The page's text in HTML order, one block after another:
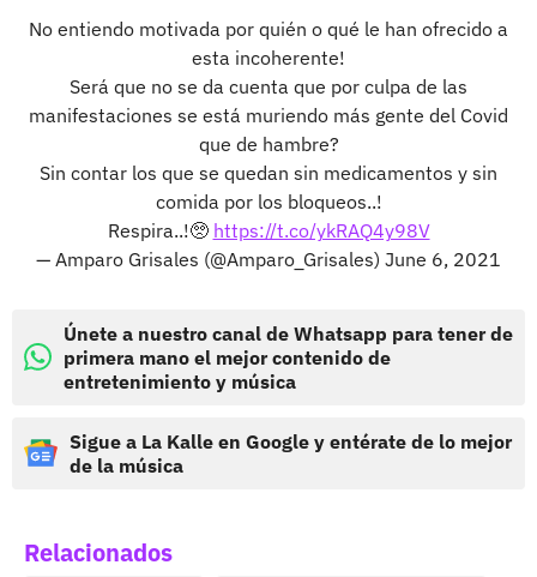
No entiendo motivada por quién o qué le han ofrecido a
esta incoherente!
Será que no se da cuenta que por culpa de las
manifestaciones se está muriendo más gente del Covid
que de hambre?
Sin contar los que se quedan sin medicamentos y sin
comida por los bloqueos..!
Respira..!🥺 https://t.co/ykRAQ4y98V
— Amparo Grisales (@Amparo_Grisales) June 6, 2021
Únete a nuestro canal de Whatsapp para tener de
primera mano el mejor contenido de
entretenimiento y música
Sigue a La Kalle en Google y entérate de lo mejor
de la música
Relacionados